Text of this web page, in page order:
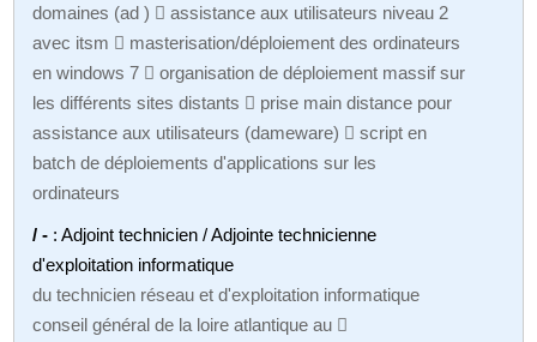
domaines (ad )  assistance aux utilisateurs niveau 2
avec itsm  masterisation/déploiement des ordinateurs
en windows 7  organisation de déploiement massif sur
les différents sites distants  prise main distance pour
assistance aux utilisateurs (dameware)  script en
batch de déploiements d'applications sur les
ordinateurs
/ - : Adjoint technicien / Adjointe technicienne
d'exploitation informatique
du technicien réseau et d'exploitation informatique
conseil général de la loire atlantique au 